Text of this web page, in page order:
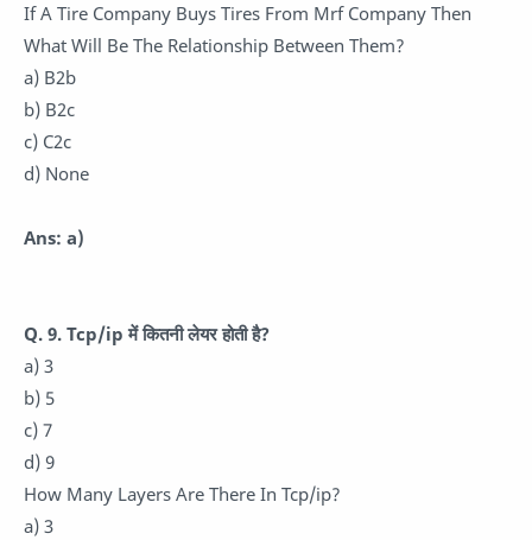
If A Tire Company Buys Tires From Mrf Company Then
What Will Be The Relationship Between Them?
a) B2b
b) B2c
c) C2c
d) None
Ans: a)
Q. 9. Tcp/ip में कितनी लेयर होती है?
a) 3
b) 5
c) 7
d) 9
How Many Layers Are There In Tcp/ip?
a) 3